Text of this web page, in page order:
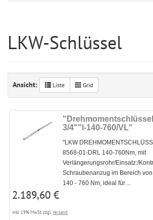
LKW-Schlüssel
Ansicht: Liste Grid
"Drehmomentschlüssel
3/4""l-140-760/VL"
"LKW
8568-01-DRL 140-760Nm, mit
Verlängerungsrohr/Einsatz:/
Schraubenanzug im Bereich von
140 - 760 Nm, ideal für…
2.189,60 €
inkl. 19% MwSt. zzgl.Versand